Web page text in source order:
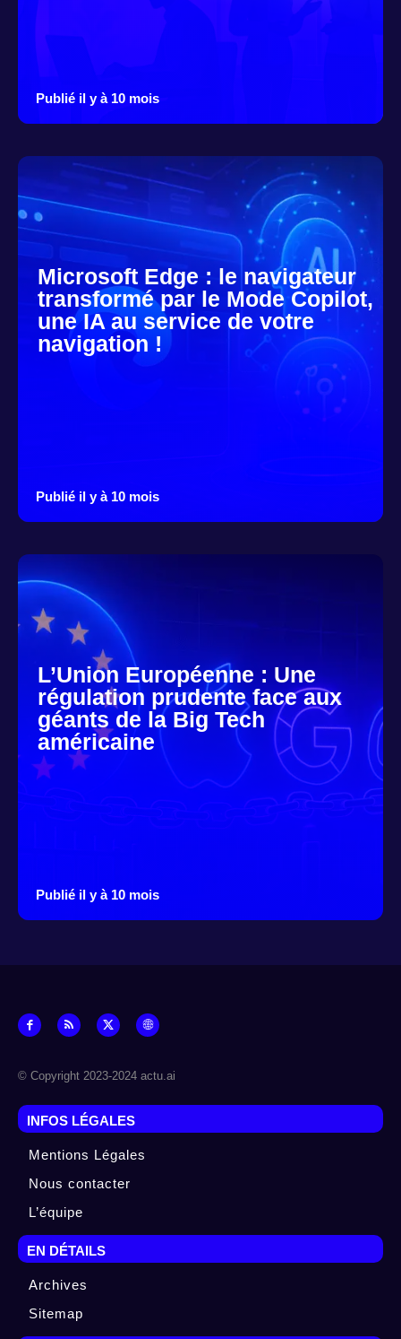
Publié il y à 10 mois
Microsoft Edge : le navigateur
transformé par le Mode Copilot,
une IA au service de votre
navigation !
Publié il y à 10 mois
L’Union Européenne : Une
régulation prudente face aux
géants de la Big Tech
américaine
Publié il y à 10 mois
© Copyright 2023-2024 actu.ai
INFOS LÉGALES
Mentions Légales
Nous contacter
L’équipe
EN DÉTAILS
Archives
Sitemap